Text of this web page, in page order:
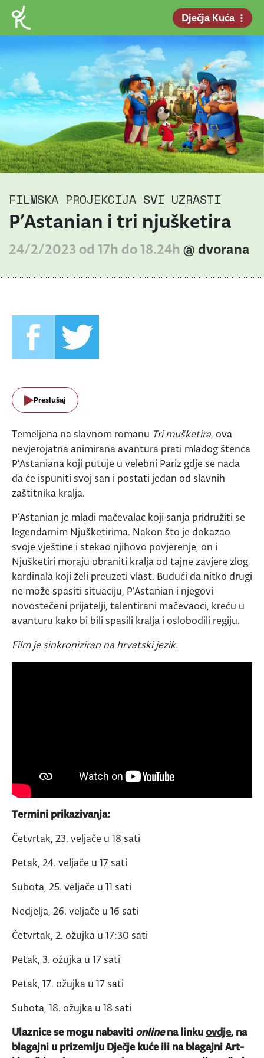
Dječja Kuća
FILMSKA PROJEKCIJA SVI UZRASTI
P’Astanian i tri njušketira
24/2/2023 od 17h do 18.24h @ dvorana
Preslušaj
Temeljena na slavnom romanu Tri mušketira, ova
nevjerojatna animirana avantura prati mladog štenca
P’Astaniana koji putuje u velebni Pariz gdje se nada
da će ispuniti svoj san i postati jedan od slavnih
zaštitnika kralja.
P’Astanian je mladi mačevalac koji sanja pridružiti se
legendarnim Njušketirima. Nakon što je dokazao
svoje vještine i stekao njihovo povjerenje, on i
Njušketiri moraju obraniti kralja od tajne zavjere zlog
kardinala koji želi preuzeti vlast. Budući da nitko drugi
ne može spasiti situaciju, P’Astanian i njegovi
novostečeni prijatelji, talentirani mačevaoci, kreću u
avanturu kako bi bili spasili kralja i oslobodili regiju.
Film je sinkroniziran na hrvatski jezik.
Termini prikazivanja:
Četvrtak, 23. veljače u 18 sati
Petak, 24. veljače u 17 sati
Subota, 25. veljače u 11 sati
Nedjelja, 26. veljače u 16 sati
Četvrtak, 2. ožujka u 17:30 sati
Petak, 3. ožujka u 17 sati
Petak, 17. ožujka u 17 sati
Subota, 18. ožujka u 18 sati
Ulaznice se mogu nabaviti onlinena linkuovdje, na
blagajni u prizemlju Dječje kuće ili na blagajni Art-